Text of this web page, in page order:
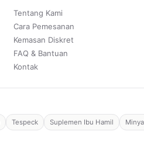
Tentang Kami
Cara Pemesanan
Kemasan Diskret
FAQ & Bantuan
Kontak
Tespeck Suplemen Ibu Hamil